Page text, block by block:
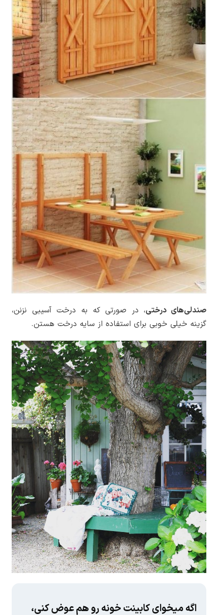
صندلی‌های درختی، در صورتی که به درخت آسیبی نزنن،
گزینه خیلی خوبی برای استفاده از سایه درخت هستن.
اگه میخوای کابینت خونه رو هم عوض کنی،